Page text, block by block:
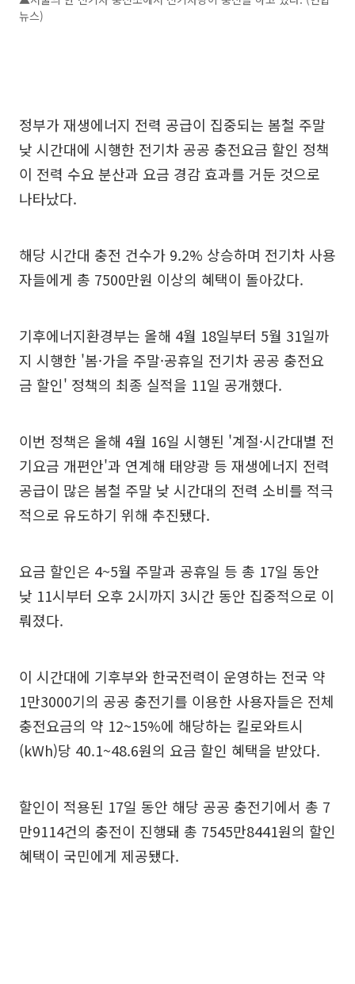
뉴스)
정부가 재생에너지 전력 공급이 집중되는 봄철 주말
낮 시간대에 시행한 전기차 공공 충전요금 할인 정책
이 전력 수요 분산과 요금 경감 효과를 거둔 것으로
나타났다.
해당 시간대 충전 건수가 9.2% 상승하며 전기차 사용
자들에게 총 7500만원 이상의 혜택이 돌아갔다.
기후에너지환경부는 올해 4월 18일부터 5월 31일까
지 시행한 '봄·가을 주말·공휴일 전기차 공공 충전요
금 할인' 정책의 최종 실적을 11일 공개했다.
이번 정책은 올해 4월 16일 시행된 '계절·시간대별 전
기요금 개편안'과 연계해 태양광 등 재생에너지 전력
공급이 많은 봄철 주말 낮 시간대의 전력 소비를 적극
적으로 유도하기 위해 추진됐다.
요금 할인은 4~5월 주말과 공휴일 등 총 17일 동안
낮 11시부터 오후 2시까지 3시간 동안 집중적으로 이
뤄졌다.
이 시간대에 기후부와 한국전력이 운영하는 전국 약
1만3000기의 공공 충전기를 이용한 사용자들은 전체
충전요금의 약 12~15%에 해당하는 킬로와트시
(kWh)당 40.1~48.6원의 요금 할인 혜택을 받았다.
할인이 적용된 17일 동안 해당 공공 충전기에서 총 7
만9114건의 충전이 진행돼 총 7545만8441원의 할인
혜택이 국민에게 제공됐다.